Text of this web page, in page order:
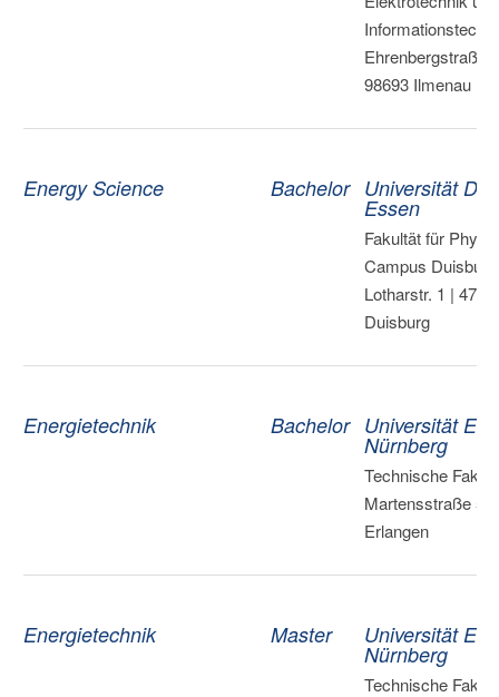
Ehrenbergstraße
98693 Ilmenau
Energy Science Bachelor Universität
Essen
Fakultät für
Campus
Lotharstr. 1 |
Duisburg
Energietechnik Bachelor Universität
Nürnberg
Technische
Martensstraße 5a
Erlangen
Energietechnik Master Universität
Nürnberg
Technische